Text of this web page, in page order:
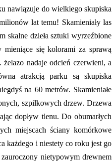
nawiązuje do wielkiego skupiska
lat temu! Skamieniały las
skalne dzieła sztuki wyrzeźbione
się kolorami za sprawą
nadaje odcień czerwieni, a
atrakcją parku są skupiska
na 60 metrów. Skamieniałe
szpilkowych drzew. Drzewa
dopływ tlenu. Do obumarłych
miejscach ściany komórkowe
każdego i niestety co roku jest go
nietypowym drewnem